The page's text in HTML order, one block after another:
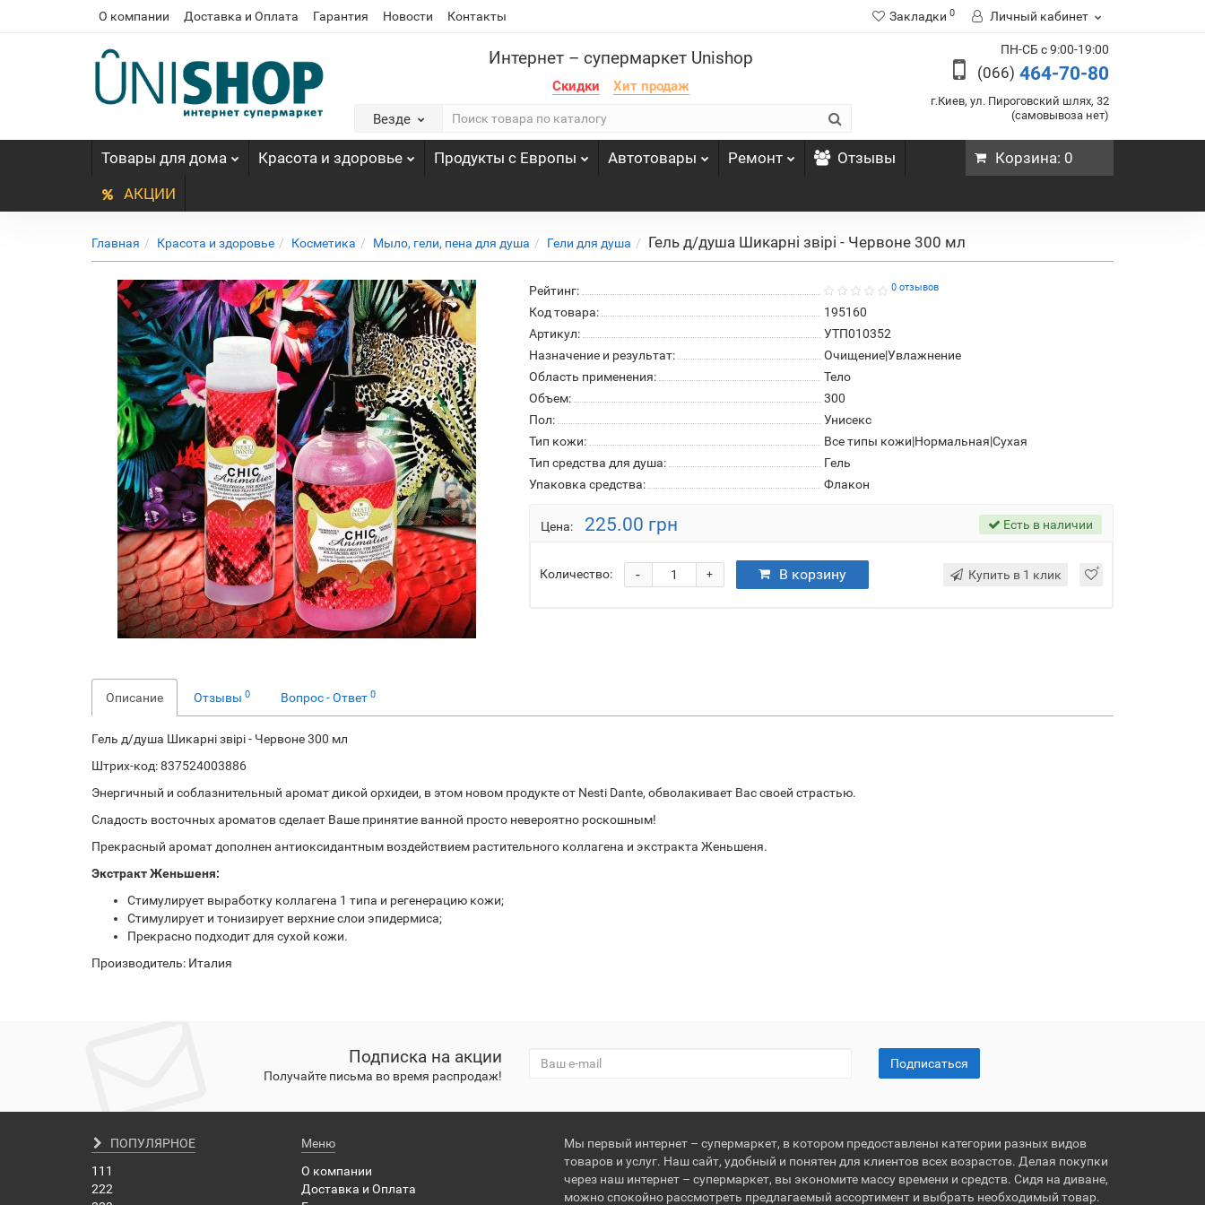
О компании Доставка и Оплата Гарантия Новости Контакты Закладки 0 Личный кабинет
Интернет – супермаркет Unishop
Скидки Хит продаж
Везде
ПН-СБ с 9:00-19:00
(066) 464-70-80
г.Киев, ул. Пироговский шлях, 32
(самовывоза нет)
Товары для дома Красота и здоровье Продукты с Европы Автотовары Ремонт
Отзывы
АКЦИИ
Корзина: 0
Главная Красота и здоровье Косметика Мыло, гели, пена для душа Гели для душа Гель д/душа Шикарні звірі - Червоне 300 мл
Рейтинг: 0 отзывов
Код товара:
195160
Артикул:
УТП010352
Назначение и результат:
Очищение|Увлажнение
Область применения:
Тело
Объем:
300
Пол:
Унисекс
Тип кожи:
Все типы кожи|Нормальная|Сухая
Тип средства для душа:
Гель
Упаковка средства:
Флакон
Цена: 225.00 грн Есть в наличии
Количество: +
- В корзину Купить в 1 клик
Описание Отзывы 0 Вопрос - Ответ 0
Гель д/душа Шикарні звірі - Червоне 300 мл
Штрих-код: 837524003886
Энергичный и соблазнительный аромат дикой орхидеи, в этом новом продукте от Nesti Dante, обволакивает Вас своей страстью.
Сладость восточных ароматов сделает Ваше принятие ванной просто невероятно роскошным!
Прекрасный аромат дополнен антиоксидантным воздействием растительного коллагена и экстракта Женьшеня.
Экстракт Женьшеня:
Стимулирует выработку коллагена 1 типа и регенерацию кожи;
Стимулирует и тонизирует верхние слои эпидермиса;
Прекрасно подходит для сухой кожи.
Производитель: Италия
Подписка на акции
Получайте письма во время распродаж!
Подписаться
ПОПУЛЯРНОЕ
111
222
Меню
О компании
Доставка и Оплата
Мы первый интернет – супермаркет, в котором предоставлены категории разных видов
товаров и услуг. Наш сайт, удобный и понятен для клиентов всех возрастов. Делая покупки
через наш интернет – супермаркет, вы экономите массу времени и средств. Сидя на диване,
можно спокойно рассмотреть предлагаемый ассортимент и выбрать необходимый товар.